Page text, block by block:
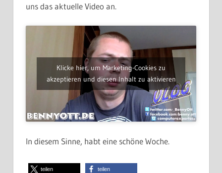
uns das aktuelle Video an.
Klicke hier, um Marketing-Cookies zu
akzeptieren und diesen Inhalt zu aktivieren
In diesem Sinne, habt eine schöne Woche.
teilen teilen